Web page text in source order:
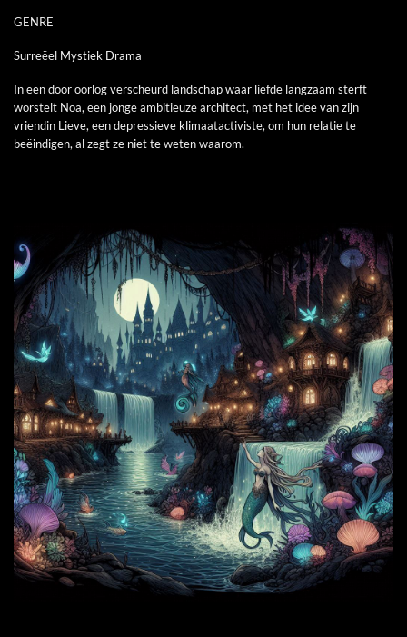
GENRE
Surreëel Mystiek Drama
In een door oorlog verscheurd landschap waar liefde langzaam sterft
worstelt Noa, een jonge ambitieuze architect, met het idee van zijn
vriendin Lieve, een depressieve klimaatactiviste, om hun relatie te
beëindigen, al zegt ze niet te weten waarom.